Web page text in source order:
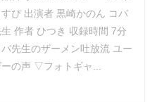
すぴ 出演者 黒崎かのん コバ
生 作者 ひつき 収録時間 7分
バ先生のザーメン吐放流 ユー
の声 ▽フォトギャ...